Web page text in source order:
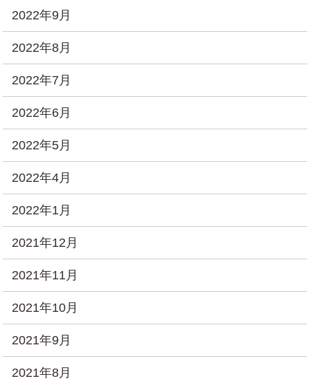
2022年9月
2022年8月
2022年7月
2022年6月
2022年5月
2022年4月
2022年1月
2021年12月
2021年11月
2021年10月
2021年9月
2021年8月